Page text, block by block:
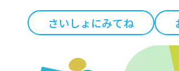
さいしょにみてね